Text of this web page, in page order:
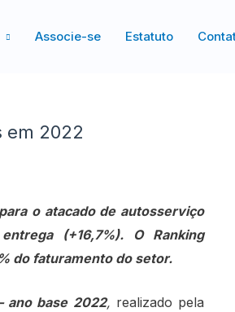
Associe-se Estatuto
em 2022
o atacado de autosserviço
(+16,7%). O Ranking
do faturamento do setor.
ano base 2022, realizado pela